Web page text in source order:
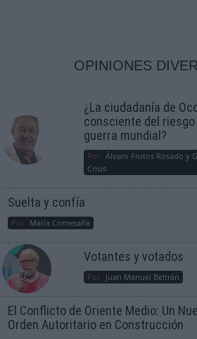
OPINIONES
¿La ciudadanía de
consciente del
guerra mundial?
Por Álvaro Frutos Rosado y
Crisis
Suelta y confía
Por María Comesaña
Votantes y votados
Por Juan Manuel Beltrán
El Conflicto de Oriente Medio: Un
Orden Autoritario en Construcción